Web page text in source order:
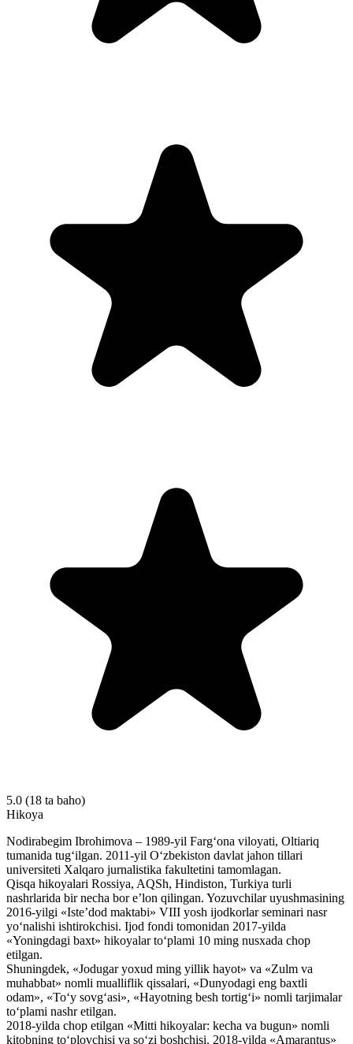
5.0 (18 ta baho)
Hikoya
Nodirabegim Ibrohimova – 1989-yil Farg‘ona viloyati, Oltiariq
tumanida tug‘ilgan. 2011-yil O‘zbekiston davlat jahon tillari
universiteti Xalqaro jurnalistika fakultetini tamomlagan.
Qisqa hikoyalari Rossiya, AQSh, Hindiston, Turkiya turli
nashrlarida bir necha bor e’lon qilingan. Yozuvchilar uyushmasining
2016-yilgi «Iste’dod maktabi» VIII yosh ijodkorlar seminari nasr
yo‘nalishi ishtirokchisi. Ijod fondi tomonidan 2017-yilda
«Yoningdagi baxt» hikoyalar to‘plami 10 ming nusxada chop
etilgan.
Shuningdek, «Jodugar yoxud ming yillik hayot» va «Zulm va
muhabbat» nomli mualliflik qissalari, «Dunyodagi eng baxtli
odam», «To‘y sovg‘asi», «Hayotning besh tortig‘i» nomli tarjimalar
to‘plami nashr etilgan.
2018-yilda chop etilgan «Mitti hikoyalar: kecha va bugun» nomli
kitobning to‘plovchisi va so‘zi boshchisi. 2018-yilda «Amarantus»